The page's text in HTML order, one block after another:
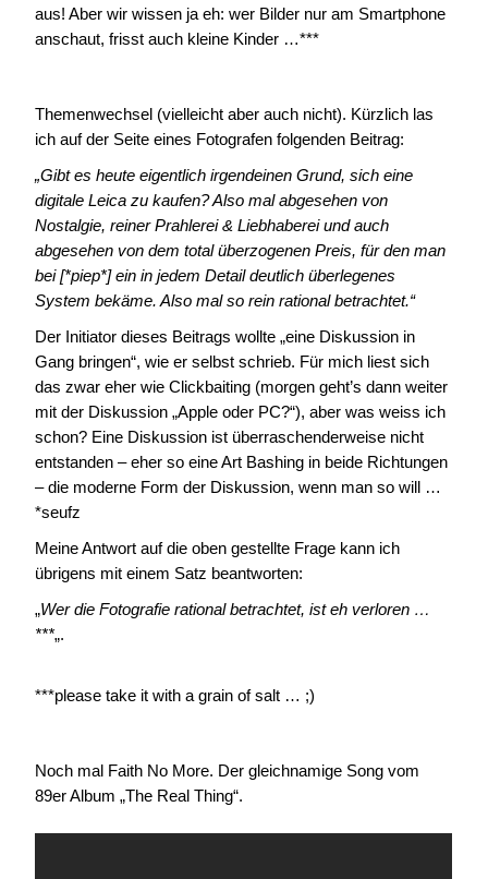
aus! Aber wir wissen ja eh: wer Bilder nur am Smartphone
anschaut, frisst auch kleine Kinder …***
Themenwechsel (vielleicht aber auch nicht). Kürzlich las
ich auf der Seite eines Fotografen folgenden Beitrag:
„Gibt es heute eigentlich irgendeinen Grund, sich eine
digitale Leica zu kaufen? Also mal abgesehen von
Nostalgie, reiner Prahlerei & Liebhaberei und auch
abgesehen von dem total überzogenen Preis, für den man
bei [*piep*] ein in jedem Detail deutlich überlegenes
System bekäme. Also mal so rein rational betrachtet.“
Der Initiator dieses Beitrags wollte „eine Diskussion in
Gang bringen“, wie er selbst schrieb. Für mich liest sich
das zwar eher wie Clickbaiting (morgen geht’s dann weiter
mit der Diskussion „Apple oder PC?“), aber was weiss ich
schon? Eine Diskussion ist überraschenderweise nicht
entstanden – eher so eine Art Bashing in beide Richtungen
– die moderne Form der Diskussion, wenn man so will …
*seufz
Meine Antwort auf die oben gestellte Frage kann ich
übrigens mit einem Satz beantworten:
„Wer die Fotografie rational betrachtet, ist eh verloren …
***„.
***please take it with a grain of salt … ;)
Noch mal Faith No More. Der gleichnamige Song vom
89er Album „The Real Thing“.